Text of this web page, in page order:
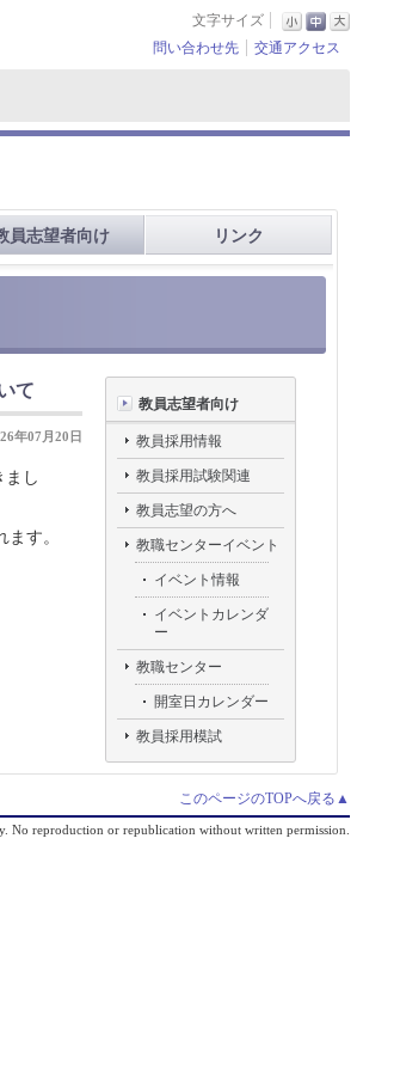
文字サイズ
問い合わせ先
交通アクセス
員志望者向け リンク
て
年07月20日
まし
す。
教員志望者向け
教員採用情報
教員採用試験関連
教員志望の方へ
教職センターイベント
イベント情報
イベントカレンダ
ー
教職センター
開室日カレンダー
教員採用模試
このページのTOPへ戻る▲
No reproduction or republication without written permission.